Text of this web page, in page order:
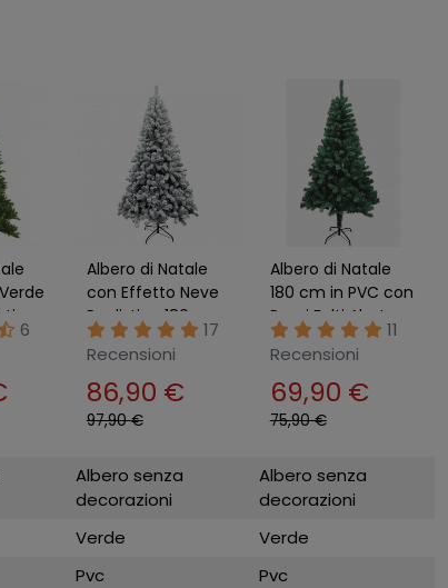
6
Albero di Natale
con Effetto Neve
Realistico 180 cm
Rami Innevati in
PVC
17
Recensioni
86,90 €
97,90 €
Albero di Natale
180 cm in PVC con
Rami Folti Abete
Realistico da
Montare
11
Recensioni
69,90 €
75,90 €
Albero senza
decorazioni
Albero senza
decorazioni
Verde
Verde
Pvc Pvc